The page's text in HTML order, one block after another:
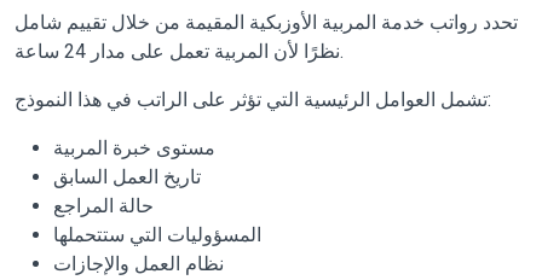
تحدد رواتب خدمة المربية الأوزبكية المقيمة من خلال تقييم شامل
نظرًا لأن المربية تعمل على مدار 24 ساعة.
تشمل العوامل الرئيسية التي تؤثر على الراتب في هذا النموذج:
مستوى خبرة المربية
تاريخ العمل السابق
حالة المراجع
المسؤوليات التي ستتحملها
نظام العمل والإجازات